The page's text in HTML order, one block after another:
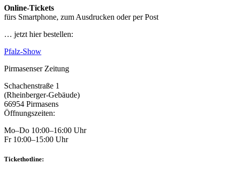
Online-Tickets
fürs Smartphone, zum Ausdrucken oder per Post
… jetzt hier bestellen:
Pfalz-Show
Pirmasenser Zeitung
Schachenstraße 1
(Rheinberger-Gebäude)
66954 Pirmasens
Öffnungszeiten:
Mo–Do 10:00–16:00 Uhr
Fr 10:00–15:00 Uhr
Tickethotline: